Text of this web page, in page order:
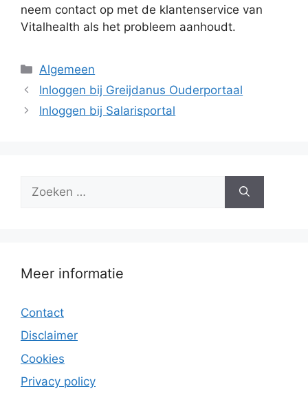
neem contact op met de klantenservice van
Vitalhealth als het probleem aanhoudt.
Categorieën
Algemeen
Inloggen bij Greijdanus Ouderportaal
Inloggen bij Salarisportal
naar:
Meer informatie
Contact
Disclaimer
Cookies
Privacy policy